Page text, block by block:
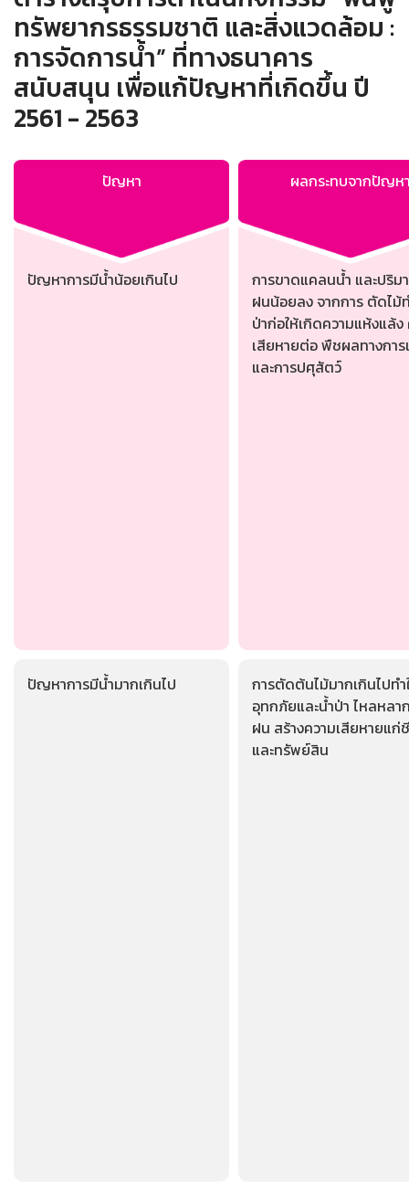
ทรัพยากรธรรมชาติ และสิ่งแวดล้อม :
การจัดการน้ำ” ที่ทางธนาคาร
สนับสนุน เพื่อแก้ปัญหาที่เกิดขึ้น ปี
2561 - 2563
ปัญหา ผลกระทบจากปัญห
ปัญหาการมีน้ำน้อยเกินไป
การขาดแคลนน้ำ และปริ
ฝนน้อยลง จากการ ตัดไม้
ป่าก่อให้เกิดความแห้งแล้ง
เสียหายต่อ พืชผลทางกา
และการปศุสัตว์
ปัญหาการมีน้ำมากเกินไป
การตัดต้นไม้มากเกินไปทำ
อุทกภัยและน้ำป่า ไหลหลา
ฝน สร้างความเสียหายแก่
และทรัพย์สิน